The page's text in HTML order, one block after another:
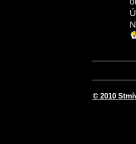
© 2010